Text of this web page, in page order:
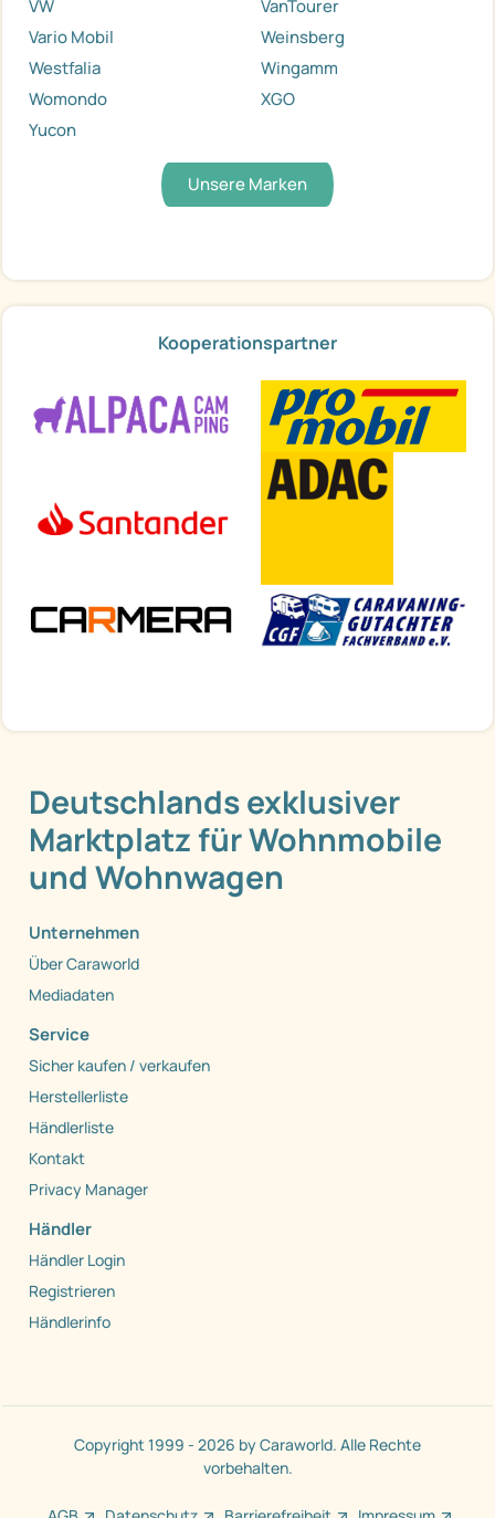
VW
VanTourer
Vario Mobil
Weinsberg
Westfalia
Wingamm
Womondo
XGO
Yucon
Unsere Marken
Kooperationspartner
Deutschlands exklusiver
Marktplatz für Wohnmobile
und Wohnwagen
Unternehmen
Über Caraworld
Mediadaten
Service
Sicher kaufen / verkaufen
Herstellerliste
Händlerliste
Kontakt
Privacy Manager
Händler
Händler Login
Registrieren
Händlerinfo
Copyright 1999 - 2026 by Caraworld. Alle Rechte
vorbehalten.